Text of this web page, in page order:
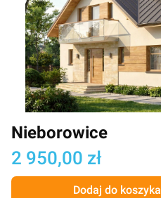
Nieborowice
Cena
2 950,00 zł
Dodaj do koszyka